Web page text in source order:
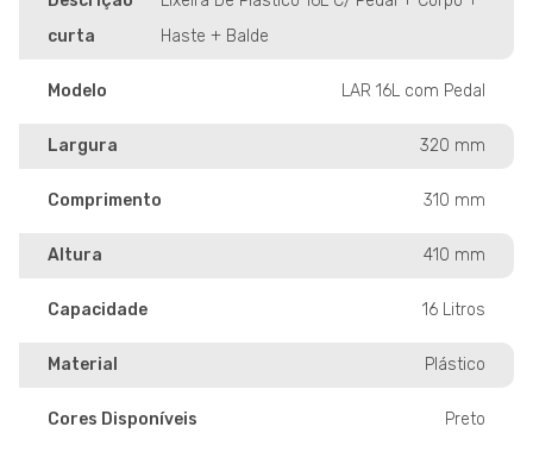
curta
Haste + Balde
Modelo LAR 16L com Pedal
Largura 320 mm
Comprimento 310 mm
Altura 410 mm
Capacidade 16 Litros
Material Plástico
Cores Disponíveis Preto